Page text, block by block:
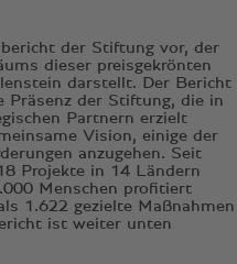
der Stiftung vor, der
dieser preisgekrönten
darstellt. Der Bericht
Präsenz der Stiftung, die in
Partnern erzielt
Vision, einige der
anzugehen. Seit
Projekte in 14 Ländern
Menschen profitiert
1.622 gezielte Maßnahmen
ist weiter unten